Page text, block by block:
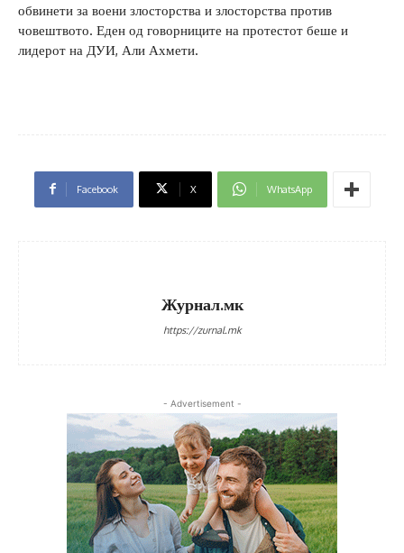
обвинети за воени злосторства и злосторства против
човештвото. Еден од говорниците на протестот беше и
лидерот на ДУИ, Али Ахмети.
Facebook X WhatsApp
Журнал.мк
https://zurnal.mk
- Advertisement -